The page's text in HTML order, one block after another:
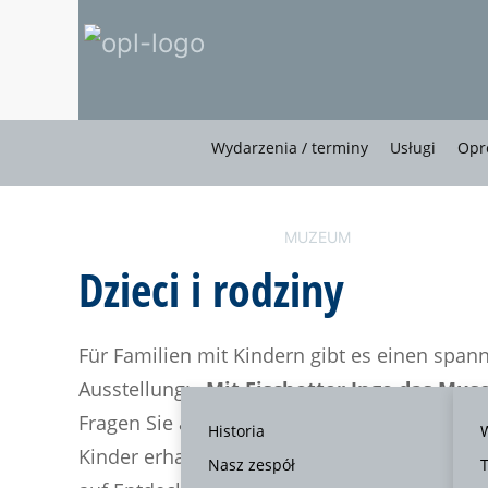
MUZEUM
Historia
Nasz zespół
Wydarzenia / terminy Usługi
Dzieci i rodziny
Für Familien mit Kindern gibt es einen
Ausstellung:„Mit Fischotter Ingo das
Fragen Sie an der Museumskasse nach dem
Kinder erhalten einen Museumsrucksack